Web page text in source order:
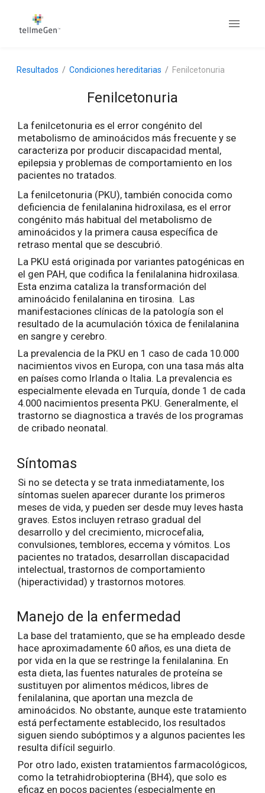
Resultados Condiciones hereditarias Fenilcetonuria
Fenilcetonuria
La fenilcetonuria es el error congénito del
metabolismo de aminoácidos más frecuente y se
caracteriza por producir discapacidad mental,
epilepsia y problemas de comportamiento en los
pacientes no tratados.
La fenilcetonuria (PKU), también conocida como
deficiencia de fenilalanina hidroxilasa, es el error
congénito más habitual del metabolismo de
aminoácidos y la primera causa específica de
retraso mental que se descubrió.
La PKU está originada por variantes patogénicas en
el gen PAH, que codifica la fenilalanina hidroxilasa.
Esta enzima cataliza la transformación del
aminoácido fenilalanina en tirosina. Las
manifestaciones clínicas de la patología son el
resultado de la acumulación tóxica de fenilalanina
en sangre y cerebro.
La prevalencia de la PKU en 1 caso de cada 10.000
nacimientos vivos en Europa, con una tasa más alta
en países como Irlanda o Italia. La prevalencia es
especialmente elevada en Turquía, donde 1 de cada
4.000 nacimientos presenta PKU. Generalmente, el
trastorno se diagnostica a través de los programas
de cribado neonatal.
Síntomas
Si no se detecta y se trata inmediatamente, los
síntomas suelen aparecer durante los primeros
meses de vida, y pueden ser desde muy leves hasta
graves. Estos incluyen retraso gradual del
desarrollo y del crecimiento, microcefalia,
convulsiones, temblores, eccema y vómitos. Los
pacientes no tratados, desarrollan discapacidad
intelectual, trastornos de comportamiento
(hiperactividad) y trastornos motores.
Manejo de la enfermedad
La base del tratamiento, que se ha empleado desde
hace aproximadamente 60 años, es una dieta de
por vida en la que se restringe la fenilalanina. En
esta dieta, las fuentes naturales de proteína se
sustituyen por alimentos médicos, libres de
fenilalanina, que aportan una mezcla de
aminoácidos. No obstante, aunque este tratamiento
está perfectamente establecido, los resultados
siguen siendo subóptimos y a algunos pacientes les
resulta difícil seguirlo.
Por otro lado, existen tratamientos farmacológicos,
como la tetrahidrobiopterina (BH4), que solo es
eficaz en pocos pacientes (especialmente en